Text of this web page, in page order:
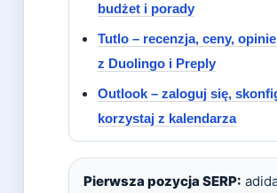
budżet i porady
Tutlo – recenzja, ceny,
z Duolingo i Preply
Outlook – zaloguj się,
korzystaj z kalendarza
Pierwsza pozycja SERP: